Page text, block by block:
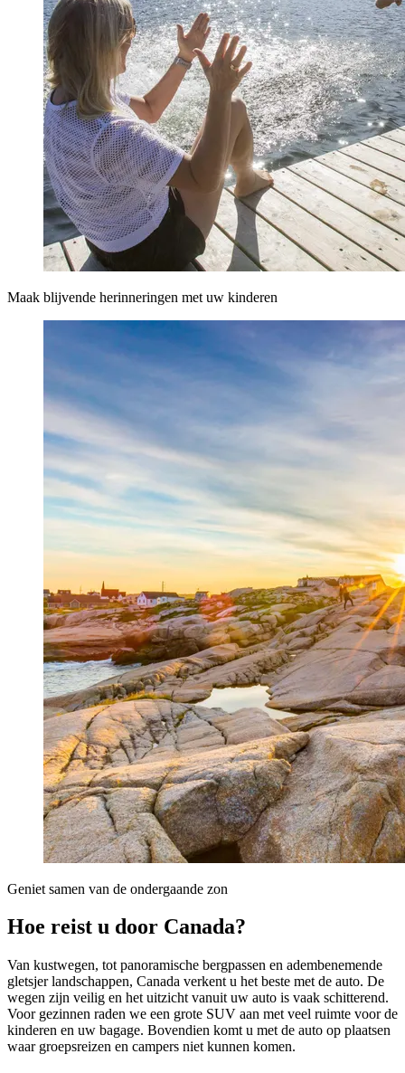
Maak blijvende herinneringen met uw kinderen
Geniet samen van de ondergaande zon
Hoe reist u door Canada?
Van kustwegen, tot panoramische bergpassen en adembenemende
gletsjer landschappen, Canada verkent u het beste met de auto. De
wegen zijn veilig en het uitzicht vanuit uw auto is vaak schitterend.
Voor gezinnen raden we een grote SUV aan met veel ruimte voor de
kinderen en uw bagage. Bovendien komt u met de auto op plaatsen
waar groepsreizen en campers niet kunnen komen.